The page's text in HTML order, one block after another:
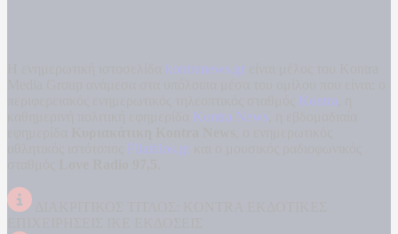
kontranews.gr
Kontra
Kontra News
Filathlos.gr